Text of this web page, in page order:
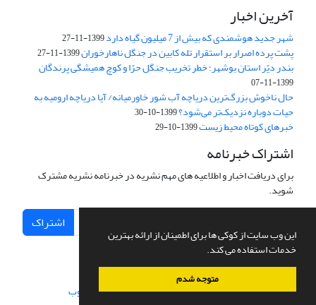
این وب سایت از کوکی ها برای اطمینان از ارائه بهترین
خدمات استفاده می کند.
متوجه شدم
آخرین اخبار
شهر جدید هوشمندی که بیش از 7 میلیون گیاه دارد 1399-11-27
پشت پرده اصرار بر استقرار تله کابین در جنگل ناهارخوران1399-11-27
بندر دیّر استان بوشهر؛ خطر تخریب جنگل‌ حرّا و کوچ همیشگی پرندگان
1399-11-07
حال ناخوش بزرگ‌ترین دریاچه آب شور ‌خاور‌میانه/‌ آیا دریاچه ارومیه به
حیات دوباره نزدیک‌تر می‌شود؟1399-10-30
خبرهای کوتاه محیط زیست1399-10-29
اشتراک خبرنامه
برای دریافت اخبار و اطلاعیه های مهم نشریه در خبرنامه نشریه مشترک
شوید.
اشتراک
سامانه مدیریت نشریات علمی.طراحی و پیاده سازی از سیناوب